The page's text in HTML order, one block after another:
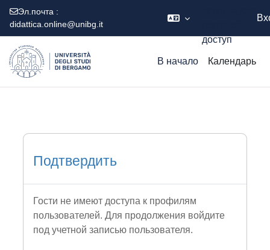
Эл.почта :
didattica.online@unibg.it
доступ
В начало Календарь
Подтвердить
Гости не имеют доступа к профилям
пользователей. Для продолжения войдите
под учетной записью пользователя.